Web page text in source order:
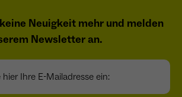
Neuigkeit mehr und melden
Newsletter an.
Ihre E-Mailadresse ein: